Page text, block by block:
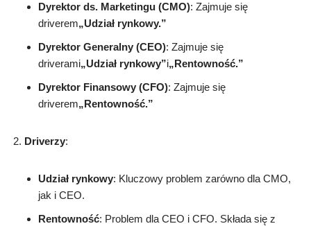
Dyrektor ds. Marketingu (CMO): Zajmuje się
driverem„Udział rynkowy.”
Dyrektor Generalny (CEO): Zajmuje się
driverami„Udział rynkowy”i„Rentowność.”
Dyrektor Finansowy (CFO): Zajmuje się
driverem„Rentowność.”
Driverzy:
Udział rynkowy: Kluczowy problem zarówno dla CMO,
jak i CEO.
Rentowność: Problem dla CEO i CFO. Składa się z